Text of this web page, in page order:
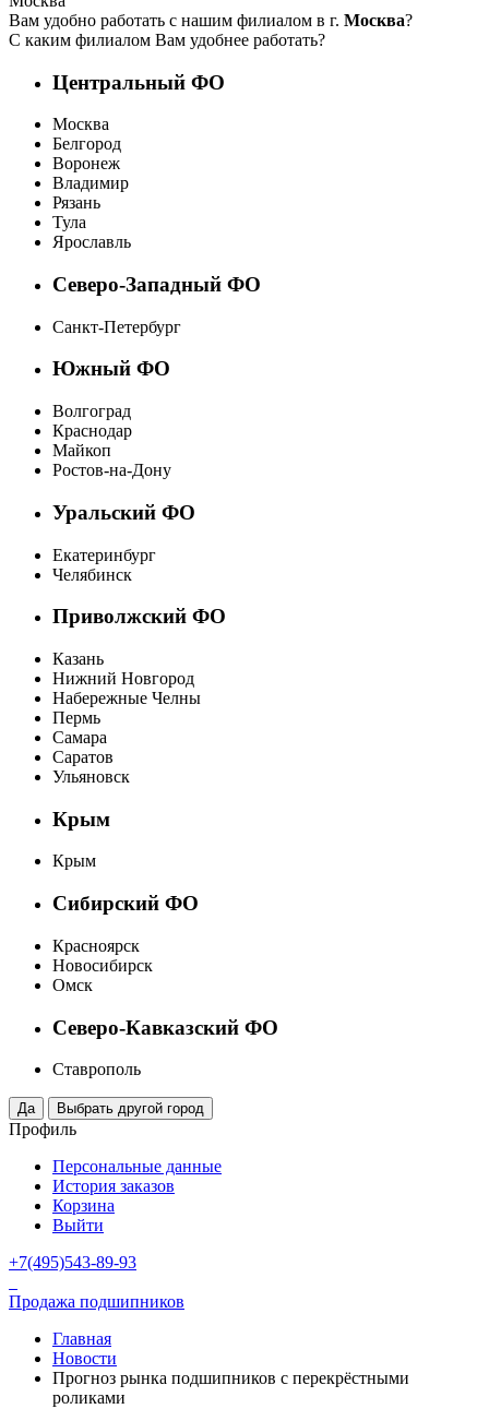
Вам удобно работать с нашим филиалом в г. Москва?
С каким филиалом Вам удобнее работать?
Центральный ФО
Москва
Белгород
Воронеж
Владимир
Рязань
Тула
Ярославль
Северо-Западный ФО
Санкт-Петербург
Южный ФО
Волгоград
Краснодар
Майкоп
Ростов-на-Дону
Уральский ФО
Екатеринбург
Челябинск
Приволжский ФО
Казань
Нижний Новгород
Набережные Челны
Пермь
Самара
Саратов
Ульяновск
Крым
Крым
Сибирский ФО
Красноярск
Новосибирск
Омск
Северо-Кавказский ФО
Ставрополь
Профиль
Персональные данные
История заказов
Корзина
Выйти
+7(495)543-89-93
Продажа подшипников
Главная
Новости
Прогноз рынка подшипников с перекрёстными
роликами